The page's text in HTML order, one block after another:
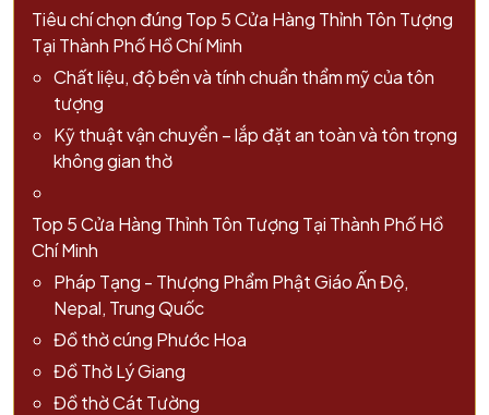
Tiêu chí chọn đúng Top 5 Cửa Hàng Thỉnh Tôn Tượng
Tại Thành Phố Hồ Chí Minh
Chất liệu, độ bền và tính chuẩn thẩm mỹ của tôn
tượng
Kỹ thuật vận chuyển – lắp đặt an toàn và tôn trọng
không gian thờ
Top 5 Cửa Hàng Thỉnh Tôn Tượng Tại Thành Phố Hồ
Chí Minh
Pháp Tạng - Thượng Phẩm Phật Giáo Ấn Độ,
Nepal, Trung Quốc
Đồ thờ cúng Phước Hoa
Đồ Thờ Lý Giang
Đồ thờ Cát Tường